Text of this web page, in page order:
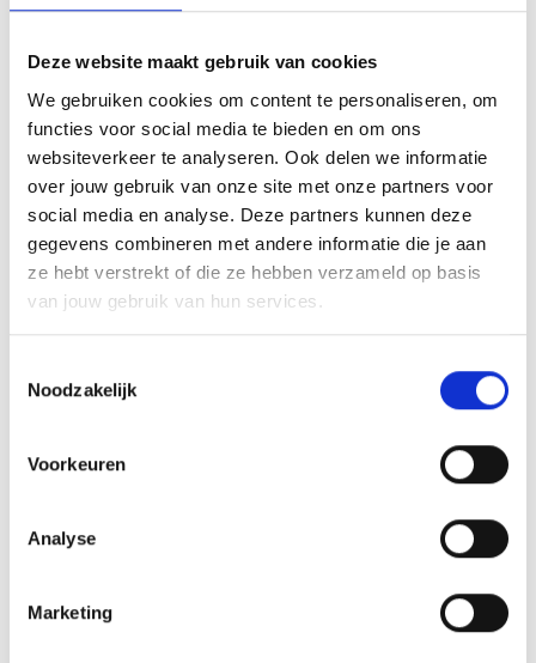
Deze website maakt gebruik van cookies
We gebruiken cookies om content te personaliseren, om
functies voor social media te bieden en om ons
websiteverkeer te analyseren. Ook delen we informatie
over jouw gebruik van onze site met onze partners voor
social media en analyse. Deze partners kunnen deze
gegevens combineren met andere informatie die je aan
ze hebt verstrekt of die ze hebben verzameld op basis
van jouw gebruik van hun services.
Noodzakelijk
Voorkeuren
Analyse
Marketing
waren waarvoor grote aanpassingen of
beslissingen nodig waren, kon hij natuurlijk bij
de meest ervaren collega terecht voor
advies. De story’s die Yassine uitvoerde
waren helemaal uitgeschreven door het
departement Product, dus voor uitleg
daarover kon hij ook steeds terecht bij die
collega’s.’